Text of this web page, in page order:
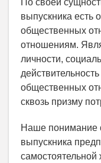
По своей
выпускника есть
общественных
отношениям.
личности,
общественных
сквозь призму
Наше понимание
выпускника